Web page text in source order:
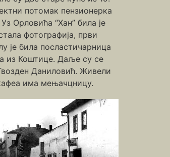
потомак пензионерка
Орловића “Хан” била је
фотографија, први
је била посластичарница
из Коштице. Даље су се
Даниловић. Живели
има мењачцницу.